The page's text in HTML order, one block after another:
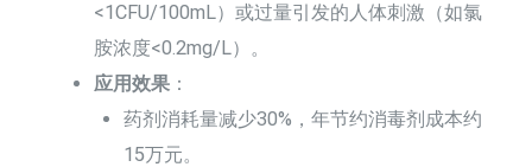
<1CFU/100mL）或过量引发的人体刺激（如氯
胺浓度<0.2mg/L）。
应用效果 ：
药剂消耗量减少30%，年节约消毒剂成本约
15万元。